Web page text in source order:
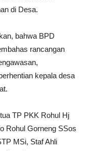
di Desa.
bahwa BPD
rancangan
kepala desa
TP PKK Rohul Hj
Rohul Gorneng SSos
MSi, Staf Ahli